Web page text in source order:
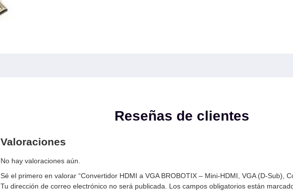
Reseñas de clientes
Valoraciones
No hay valoraciones aún.
Sé el primero en valorar “Convertidor HDMI a VGA BROBOTIX – Mini-HDMI, VGA (D-Sub),
Tu dirección de correo electrónico no será publicada.
Los campos obligatorios están